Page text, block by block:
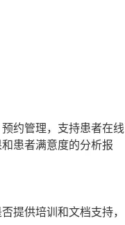
约管理，支持患者在线
患者满意度的分析报
提供培训和文档支持，